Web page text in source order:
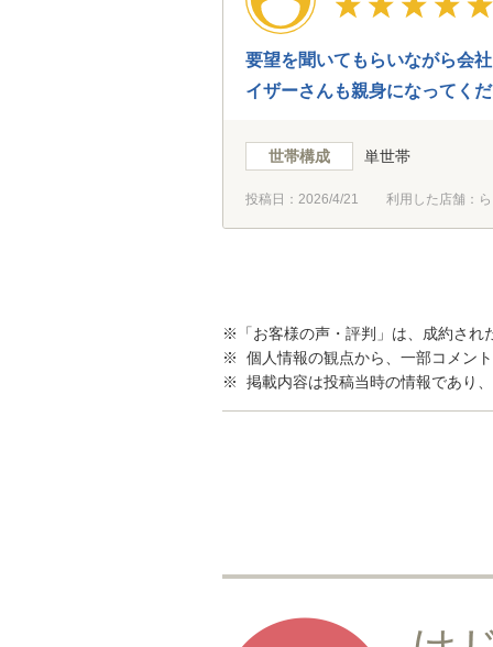
要望を聞いてもらいながら会
イザーさんも親身になってく
世帯構成 単世帯
投稿日： 2026/4/21 利用した店舗：
※「お客様の声・評判」は、成約され
※ 個人情報の観点から、一部コメン
※ 掲載内容は投稿当時の情報であり